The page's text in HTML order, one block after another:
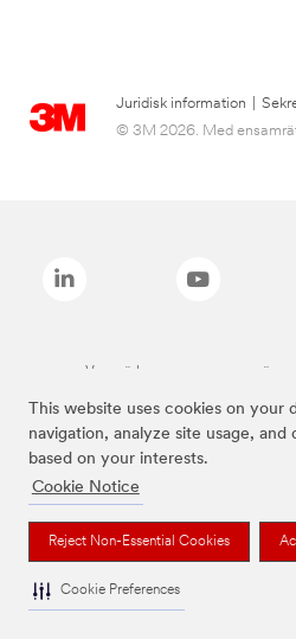
This website uses cookies on your
navigation, analyze site usage,
based on your interests.
Cookie Notice
Reject Non-Essential Cookies
Cookie Preferences
Juridisk information
© 3M 2026. Med
Varumärken som anges ovan är